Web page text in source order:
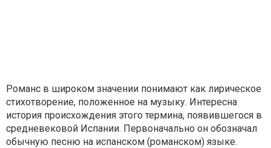
Романс в широком значении понимают как лирическое
стихотворение, положенное на музыку. Интересна
история происхождения этого термина, появившегося в
средневековой Испании. Первоначально он обозначал
обычную песню на испанском (романском) языке.